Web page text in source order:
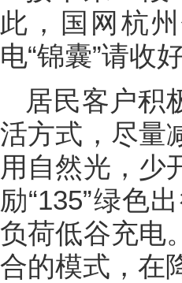
此，国网杭
电“锦囊”请
居民客户积
活方式，尽量
用自然光，少
励“135”绿色
负荷低谷充电
合的模式，在